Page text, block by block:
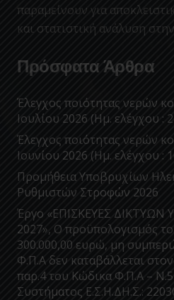
παραμείνουν για
και στατιστική ανάλυση
Πρόσφατα Άρθρα
Έλεγχος ποιότητας νερών
Ιουλίου 2026 (Ημ. ελέγχου :
Έλεγχος ποιότητας νερών
Ιουνίου 2026 (Ημ. ελέγχου :
Προμήθεια Υποβρυχίων
Ρυθμιστών Στροφών 2026
Έργο «ΕΠΙΣΚΕΥΕΣ ΔΙΚΤΥΩΝ
2027», Ο προϋπολογισμός
300.000,00 ευρώ, μη
Φ.Π.Α δεν καταβάλλεται
παρ.4 του Κώδικα Φ.Π.Α –
Συστήματος Ε.Σ.Η.ΔΗ.Σ.: